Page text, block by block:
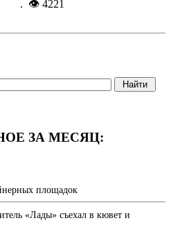
. 👁 4221
ЗА МЕСЯЦ:
площадок
«Лады» съехал в кювет и